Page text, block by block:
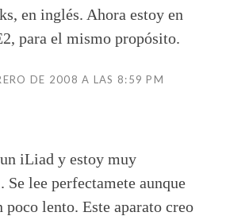
en inglés. Ahora estoy en
para el mismo propósito.
DE 2008 A LAS 8:59 PM
iLiad y estoy muy
Se lee perfectamete aunque
poco lento. Este aparato creo